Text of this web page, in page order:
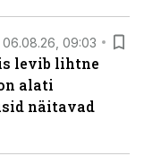
06.08.26, 09:03
levib lihtne
alati
näitavad